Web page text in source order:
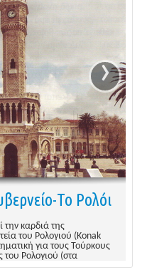
Το Ρολόι
1/1
την καρδιά της
του Ρολογιού (Konak
για τους Τούρκους
του Ρολογιού (στα
1901, ύψους 25 μέτρων.
›